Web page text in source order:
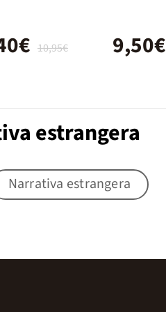
10,95€ 9,50€
estrangera
Narrativa estrangera